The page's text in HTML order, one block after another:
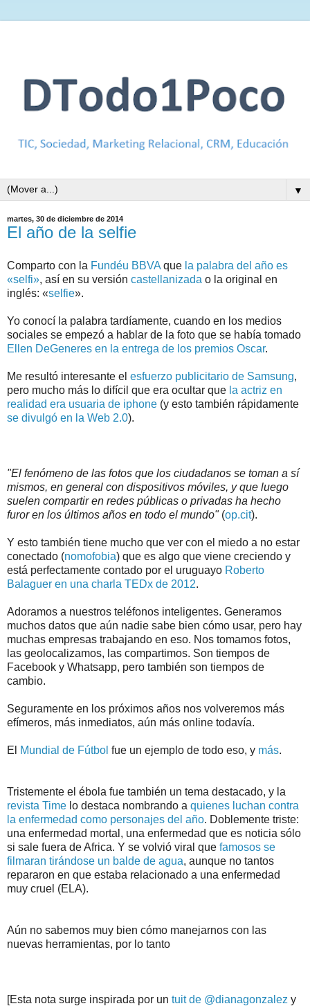
▼
martes, 30 de diciembre de 2014
El año de la selfie
Comparto con la Fundéu BBVA que la palabra del año es
«selfi», así en su versión castellanizada o la original en
inglés: «selfie».
Yo conocí la palabra tardíamente, cuando en los medios
sociales se empezó a hablar de la foto que se había tomado
Ellen DeGeneres en la entrega de los premios Oscar.
Me resultó interesante el esfuerzo publicitario de Samsung,
pero mucho más lo difícil que era ocultar que la actriz en
realidad era usuaria de iphone (y esto también rápidamente
se divulgó en la Web 2.0).
"El fenómeno de las fotos que los ciudadanos se toman a sí
mismos, en general con dispositivos móviles, y que luego
suelen compartir en redes públicas o privadas ha hecho
furor en los últimos años en todo el mundo"(op.cit).
Y esto también tiene mucho que ver con el miedo a no estar
conectado (nomofobia) que es algo que viene creciendo y
está perfectamente contado por el uruguayo Roberto
Balaguer en una charla TEDx de 2012.
Adoramos a nuestros teléfonos inteligentes. Generamos
muchos datos que aún nadie sabe bien cómo usar, pero hay
muchas empresas trabajando en eso. Nos tomamos fotos,
las geolocalizamos, las compartimos. Son tiempos de
Facebook y Whatsapp, pero también son tiempos de
cambio.
Seguramente en los próximos años nos volveremos más
efímeros, más inmediatos, aún más online todavía.
El Mundial de Fútbol fue un ejemplo de todo eso, y más.
Tristemente el ébola fue también un tema destacado, y la
revista Time lo destaca nombrando a quienes luchan contra
la enfermedad como personajes del año. Doblemente triste:
una enfermedad mortal, una enfermedad que es noticia sólo
si sale fuera de Africa. Y se volvió viral que famosos se
filmaran tirándose un balde de agua, aunque no tantos
repararon en que estaba relacionado a una enfermedad
muy cruel (ELA).
Aún no sabemos muy bien cómo manejarnos con las
nuevas herramientas, por lo tanto
[Esta nota surge inspirada por un tuit de @dianagonzalez y